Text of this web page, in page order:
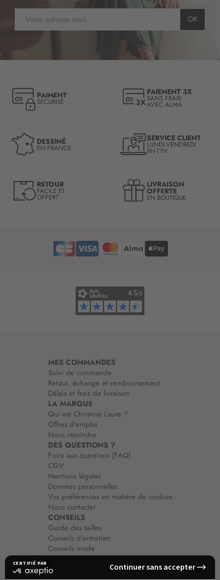
s
t
i
o
n
o
e
e
OK
PAIMENT
SÉCURISÉ
PAIEMENT 3X
SANS FRAIS
AVEC ALMA
DESSINÉ
EN FRANCE
SERVICE CLIENT
LUNDI-VENDREDI
9H-17H
RETOUR
FACILE ET
OFFERT
LIVRAISON
OFFERTE
EN BOUTIQUE
MES COMMANDES
Suivi de commande
Retour, échange et remboursement
Délais et frais de livraison
LA MARQUE
Qui est Christine Laure ?
Offres d'emploi
Nous rejoindre
DES QUESTIONS ?
Foire aux questions (FAQ)
CGV
Mentions légales
Données personnelles
Vos préférences en matière de cookies
Nous contacter
CONSEILS
Guide des tailles
Conseils d'entretien
Conseils mode
Guide vêtements